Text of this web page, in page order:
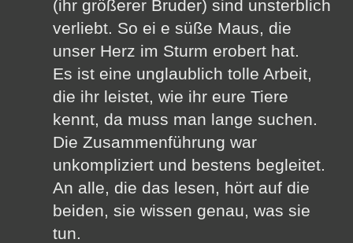
(ihr größerer Bruder) sind unsterblich
verliebt. So ei e süße Maus, die
unser Herz im Sturm erobert hat.
Es ist eine unglaublich tolle Arbeit,
die ihr leistet, wie ihr eure Tiere
kennt, da muss man lange suchen.
Die Zusammenführung war
unkompliziert und bestens begleitet.
An alle, die das lesen, hört auf die
beiden, sie wissen genau, was sie
tun.